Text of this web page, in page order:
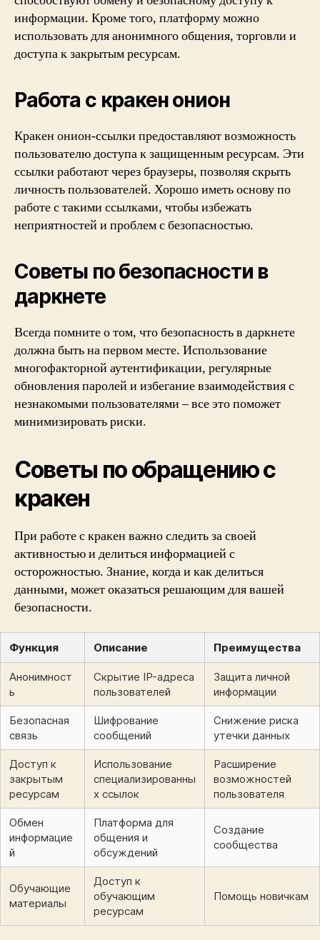
информации. Кроме того, платформу можно
использовать для анонимного общения, торговли и
доступа к закрытым ресурсам.
Работа с кракен онион
Кракен онион-ссылки предоставляют возможность
пользователю доступа к защищенным ресурсам. Эти
ссылки работают через браузеры, позволяя скрыть
личность пользователей. Хорошо иметь основу по
работе с такими ссылками, чтобы избежать
неприятностей и проблем с безопасностью.
Советы по безопасности в
даркнете
Всегда помните о том, что безопасность в даркнете
должна быть на первом месте. Использование
многофакторной аутентификации, регулярные
обновления паролей и избегание взаимодействия с
незнакомыми пользователями – все это поможет
минимизировать риски.
Советы по обращению с
кракен
При работе с кракен важно следить за своей
активностью и делиться информацией с
осторожностью. Знание, когда и как делиться
данными, может оказаться решающим для вашей
безопасности.
Функция Описание Преимущества
Анонимност
ь
Скрытие IP-адреса
пользователей
Защита личной
информации
Безопасная
связь
Шифрование
сообщений
Снижение риска
утечки данных
Доступ к
закрытым
ресурсам
Использование
специализированны
х ссылок
Расширение
возможностей
пользователя
Обмен
информацие
й
Платформа для
общения и
обсуждений
Создание
сообщества
Обучающие
материалы
Доступ к
обучающим
ресурсам
Помощь новичкам